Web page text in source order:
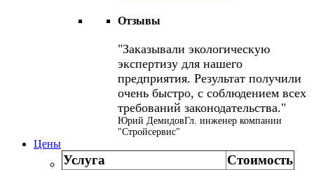
Отзывы
Заказывали экологическую
экспертизу для нашего
предприятия. Результат получили
очень быстро, с соблюдением всех
требований законодательства.
Юрий ДемидовГл. инженер компании
"Стройсервис"
Цены
Услуга Стоимость